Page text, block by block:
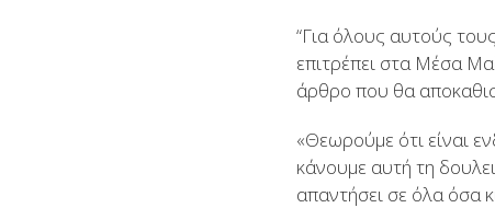
“Για όλους αυτούς
επιτρέπει στα Μέσα
άρθρο που θα
«Θεωρούμε ότι είναι
κάνουμε αυτή τη
απαντήσει σε όλα όσα